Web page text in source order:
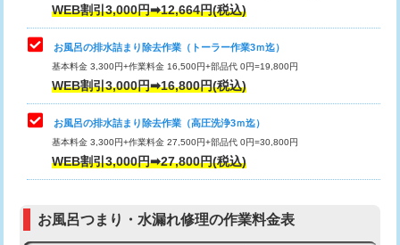
トイレ便器脱着
タンクレストイレ脱着 33,000円
小便器トイレ脱着
その他部品の脱着 8,800円～
交換・取付（タンク）
交換・取付（普通便座） 11,000円+材料費
WEB割引3,000円➡12,664円(税込)
お風呂の排水詰まり除去作業（トーラー作業3ｍ迄）
基本料金 3,300円+作業料金 16,500円+部品代 0円=19,800円
WEB割引3,000円➡16,800円(税込)
お風呂の排水詰まり除去作業（高圧洗浄3ｍ迄）
基本料金 3,300円+作業料金 27,500円+部品代 0円=30,800円
WEB割引3,000円➡27,800円(税込)
お風呂つまり・水漏れ修理の作業料金表